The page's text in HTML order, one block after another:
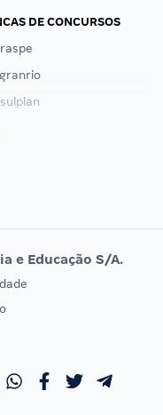
DE CONCURSOS
DE ORDEM
OAB
e Educação S/A.